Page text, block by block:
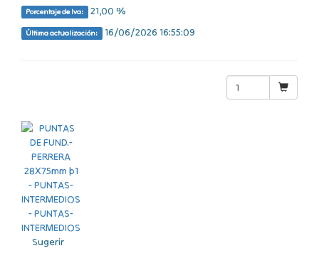
Porcentaje de Iva: 21,00 %
Última actualización: 16/06/2026 16:55:09
Sugerir